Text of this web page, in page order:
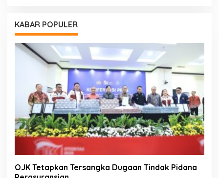
KABAR POPULER
OJK Tetapkan Tersangka Dugaan Tindak Pidana